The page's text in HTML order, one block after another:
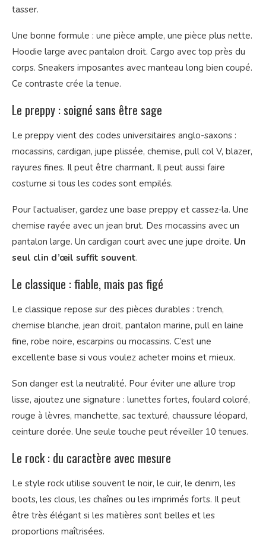
tasser.
Une bonne formule : une pièce ample, une pièce plus nette.
Hoodie large avec pantalon droit. Cargo avec top près du
corps. Sneakers imposantes avec manteau long bien coupé.
Ce contraste crée la tenue.
Le preppy : soigné sans être sage
Le preppy vient des codes universitaires anglo-saxons :
mocassins, cardigan, jupe plissée, chemise, pull col V, blazer,
rayures fines. Il peut être charmant. Il peut aussi faire
costume si tous les codes sont empilés.
Pour l’actualiser, gardez une base preppy et cassez-la. Une
chemise rayée avec un jean brut. Des mocassins avec un
pantalon large. Un cardigan court avec une jupe droite. Un
seul clin d’œil suffit souvent.
Le classique : fiable, mais pas figé
Le classique repose sur des pièces durables : trench,
chemise blanche, jean droit, pantalon marine, pull en laine
fine, robe noire, escarpins ou mocassins. C’est une
excellente base si vous voulez acheter moins et mieux.
Son danger est la neutralité. Pour éviter une allure trop
lisse, ajoutez une signature : lunettes fortes, foulard coloré,
rouge à lèvres, manchette, sac texturé, chaussure léopard,
ceinture dorée. Une seule touche peut réveiller 10 tenues.
Le rock : du caractère avec mesure
Le style rock utilise souvent le noir, le cuir, le denim, les
boots, les clous, les chaînes ou les imprimés forts. Il peut
être très élégant si les matières sont belles et les
proportions maîtrisées.